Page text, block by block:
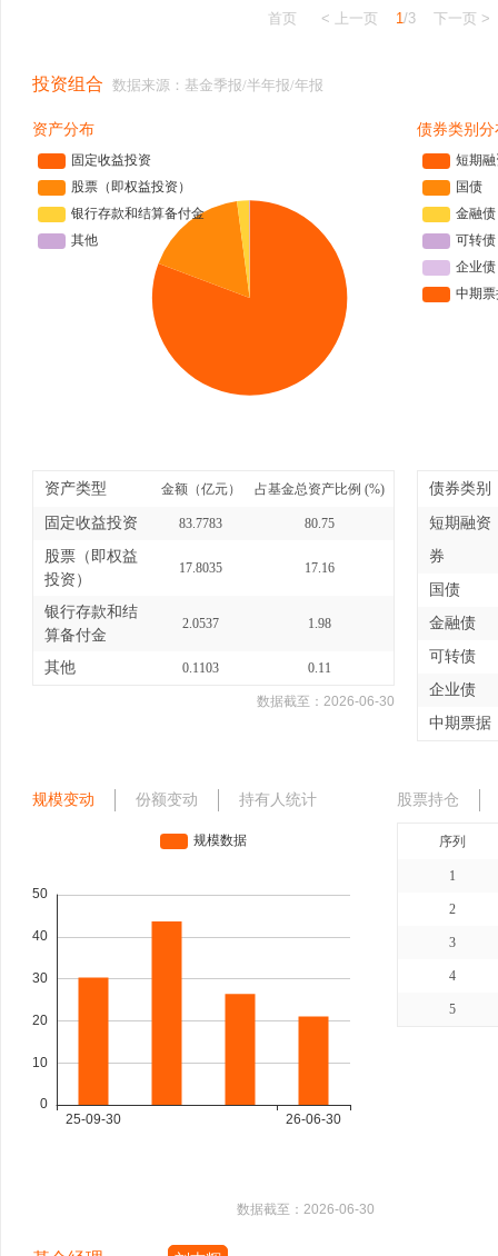
首页 < 上一页 1/3 下一页 >
投资组合 数据来源：基金季报/半年报/年报
资产分布
资产类型 金额（亿元） 占基金总资产比例 (%)
固定收益投资 83.7783 80.75
股票（即权益
投资）
17.8035 17.16
银行存款和结
算备付金
2.0537 1.98
其他 0.1103 0.11
数据截至： 2026-06-30
债券类别分
债券类别
短期融资
券
国债
金融债
可转债
企业债
中期票据
规模变动 份额变动 持有人统计
数据截至： 2026-06-30
股票持仓
序列
1
2
3
4
5